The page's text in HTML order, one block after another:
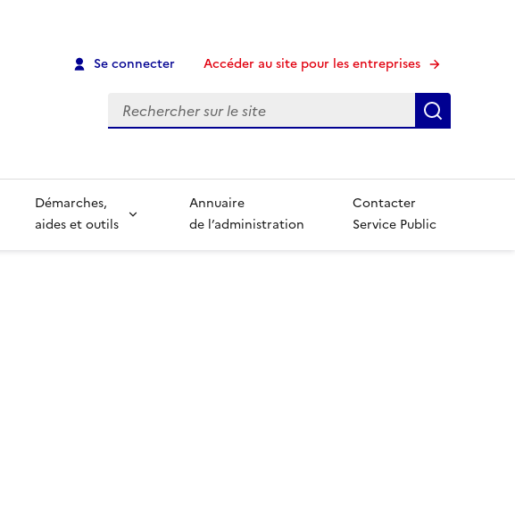
Se connecter Accéder au site pour les entreprises
Recherche
Démarches,
aides et outils
Annuaire
de l’administration
Contacter
Service Public